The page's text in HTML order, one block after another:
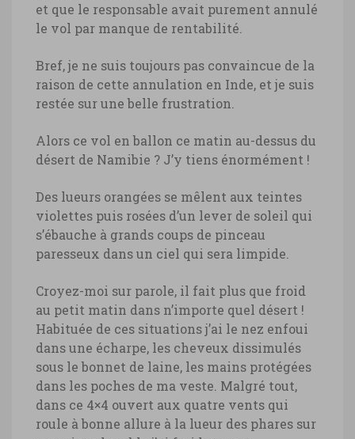
et que le responsable avait purement annulé
le vol par manque de rentabilité.
Bref, je ne suis toujours pas convaincue de la
raison de cette annulation en Inde, et je suis
restée sur une belle frustration.
Alors ce vol en ballon ce matin au-dessus du
désert de Namibie ? J’y tiens énormément !
Des lueurs orangées se mêlent aux teintes
violettes puis rosées d’un lever de soleil qui
s’ébauche à grands coups de pinceau
paresseux dans un ciel qui sera limpide.
Croyez-moi sur parole, il fait plus que froid
au petit matin dans n’importe quel désert !
Habituée de ces situations j’ai le nez enfoui
dans une écharpe, les cheveux dissimulés
sous le bonnet de laine, les mains protégées
dans les poches de ma veste. Malgré tout,
dans ce 4×4 ouvert aux quatre vents qui
roule à bonne allure à la lueur des phares sur